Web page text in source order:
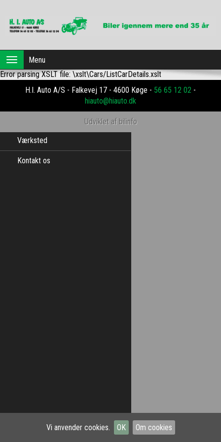
Vi anvender cookies. OK Om cookies
Forside
Brugte biler
Dansk Erhvervsleasing
Værksted
Kontakt os
Toggle
navigation
Menu
Error parsing XSLT file: \xslt\Cars/ListCarDetails.xslt
H.I. Auto A/S - Falkevej 17 - 4600 Køge - 56 65 12 02 -
hiauto@hiauto.dk
Udviklet af bilinfo